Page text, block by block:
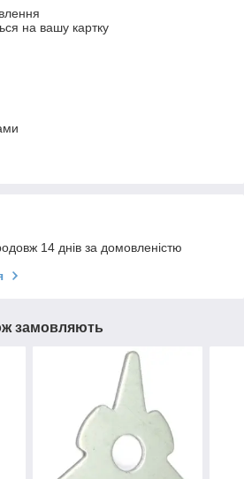
на вашу картку
14 днів за домовленістю
замовляють